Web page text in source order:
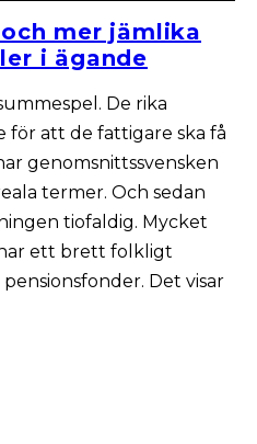
mer jämlika
i ägande
De rika
för att de fattigare ska få
genomsnittssvensken
termer. Och sedan
tiofaldig. Mycket
ett brett folkligt
Det visar